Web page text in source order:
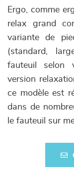
Ergo, comme
relax grand
variante de
(standard,
fauteuil selon
version
ce modèle est
dans de
le fauteuil sur